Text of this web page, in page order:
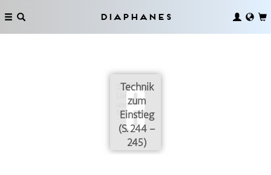
Diaphanes
Technik
zum
Einstieg
(S. 244 –
245)